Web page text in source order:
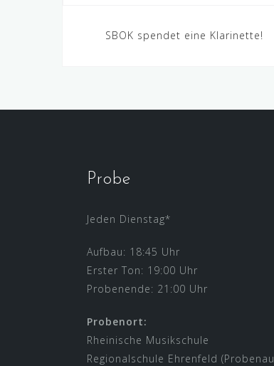
SBOK spendet eine Klarinette!
Probe
Jeden Dienstag*
Aufbau: 18:45 Uhr
Erster Ton: 19:00 Uhr
Probenende: 21:00 Uhr
Probenort:
Rheinische Musikschule
Regionalschule Ehrenfeld